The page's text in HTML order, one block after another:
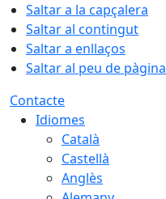
Saltar a la capçalera
Saltar al contingut
Saltar a enllaços
Saltar al peu de pàgina
Contacte
Idiomes
Català
Castellà
Anglès